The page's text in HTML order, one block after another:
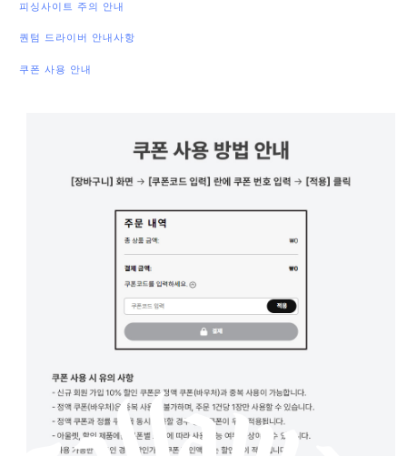
피싱사이트 주의 안내
퀀텀 드라이버 안내사항
쿠폰 사용 안내